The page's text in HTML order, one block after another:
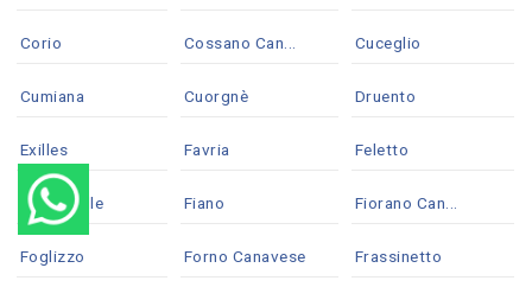
Corio Cossano Can... Cuceglio
Cumiana Cuorgnè Druento
Exilles Favria Feletto
Fenestrelle Fiano Fiorano Can...
Foglizzo Forno Canavese Frassinetto